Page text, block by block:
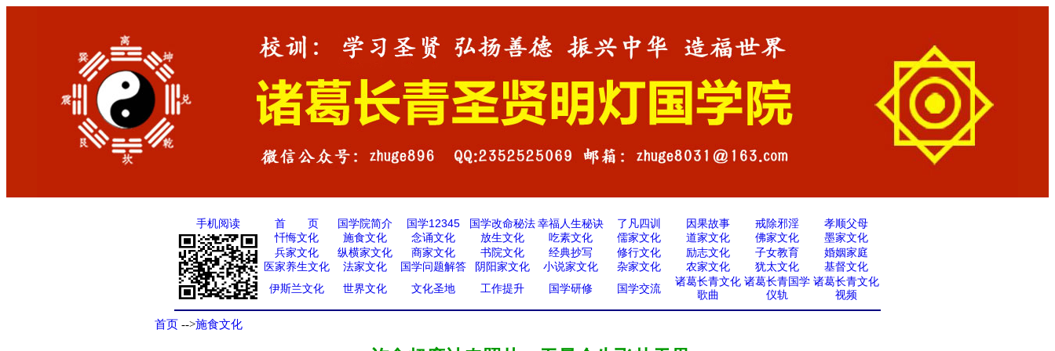
手机阅读 首 页 国学院简介 国学12345 国学改命秘法 幸福人生秘诀 了凡四训 因果故事 戒除邪淫
孝顺父母
忏悔文化
施食文化 念诵文化 放生文化 吃素文化 儒家文化 道家文化 佛家文化
墨家文化
兵家文化
纵横家文化 商家文化 书院文化 经典抄写 修行文化 励志文化 子女教育
婚姻家庭
医家养生文化
法家文化 国学问题解答 阴阳家文化 小说家文化 杂家文化 农家文化 犹太文化
基督文化
伊斯兰文化
世界文化 文化圣地 工作提升 国学研修 国学交流
诸葛长青文化
歌曲
诸葛长青国学
仪轨
诸葛长青文化
视频
首页 -->施食文化